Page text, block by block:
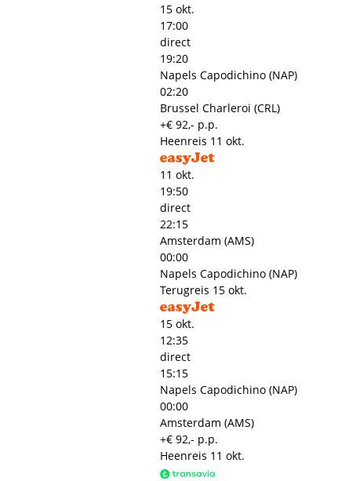
15 okt.
17:00
direct
19:20
Napels Capodichino (NAP)
02:20
Brussel Charleroi (CRL)
+€ 92,- p.p.
Heenreis 11 okt.
11 okt.
19:50
direct
22:15
Amsterdam (AMS)
00:00
Napels Capodichino (NAP)
Terugreis 15 okt.
15 okt.
12:35
direct
15:15
Napels Capodichino (NAP)
00:00
Amsterdam (AMS)
+€ 92,- p.p.
Heenreis 11 okt.